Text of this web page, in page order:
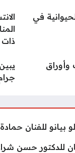
في
وأوراق
للدكتور حسن